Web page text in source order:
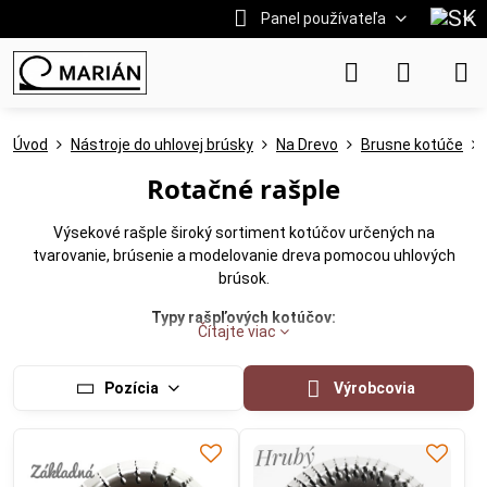
Panel používateľa
Úvod Nástroje do uhlovej brúsky Na Drevo Brusne kotúče
Rotačné rašple
Výsekové rašple široký sortiment kotúčov určených na
tvarovanie, brúsenie a modelovanie dreva pomocou uhlových
brúsok.
Typy rašpľových kotúčov:
-Zapustené kotúče: Umožňujú prácu na ťažko dostupných
-Valcové, štvrťkruhové , Gulaté : presné precízné tvarovanie
Čítajte viac
Pozícia Výrobcovia